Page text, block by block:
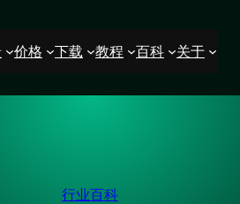
价格 下载 教程 百科 关于
行业百科